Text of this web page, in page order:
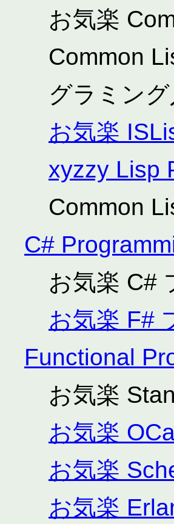
お気楽
Common
グラミング
お気楽
xyzzy Lisp
Common
C#
お気楽 C#
お気楽 F#
Functional
お気楽
お気楽
お気楽
お気楽